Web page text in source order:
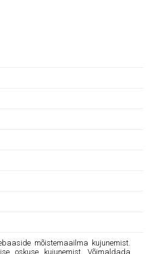
mõistemaailma kujunemist.
oskuse kujunemist. Võimaldada